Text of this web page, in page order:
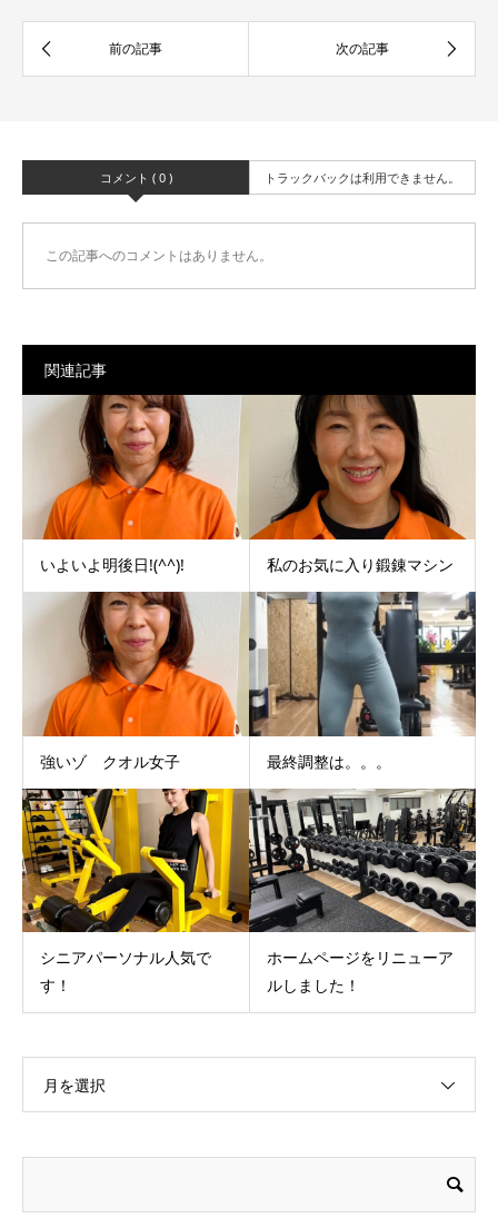
コメント ( 0 ) トラックバックは利用できません。
この記事へのコメントはありません。
関連記事
いよいよ明後日!(^^)! 私のお気に入り鍛錬マシン
強いゾ クオル女子 最終調整は。。。
シニアパーソナル人気で
す！
ホームページをリニューア
ルしました！
月を選択